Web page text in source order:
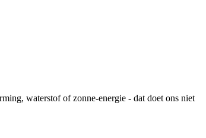
waterstof of zonne-energie - dat doet ons niet